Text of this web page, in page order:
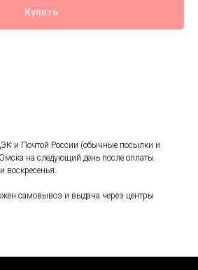
Купить
и Почтой России (обычные посылки и
на следующий день после оплаты.
воскресенья.
самовывоз и выдача через центры